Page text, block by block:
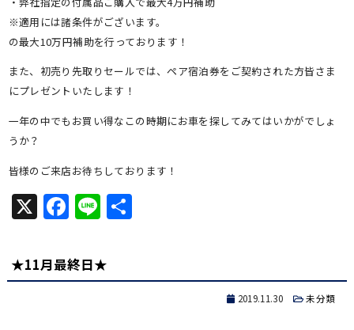
※適用には諸条件がございます。
の最大10万円補助を行っております！
また、初売り先取りセールでは、ペア宿泊券をご契約された方皆さま
にプレゼントいたします！
一年の中でもお買い得なこの時期にお車を探してみてはいかがでしょ
うか？
皆様のご来店お待ちしております！
X Facebook
Line共
★11月最終日★
2019.11.30 未分類